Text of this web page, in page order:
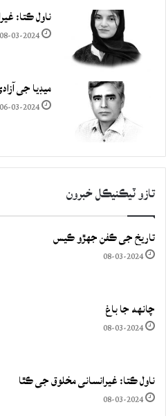
ناول ڪتا:
08-03-2024
ميڊيا جي
06-03-2024
تازو ٽيڪنيڪل خبرون
تاريخ جي ڪفن جھڙو ڪيس
08-03-2024
چانهه جا باغ
08-03-2024
ناول ڪتا: غيرانساني مخلوق جي ڪٿا
08-03-2024